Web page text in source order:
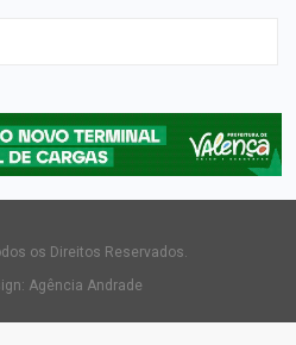
os Direitos Reservados.
Agência Andrade